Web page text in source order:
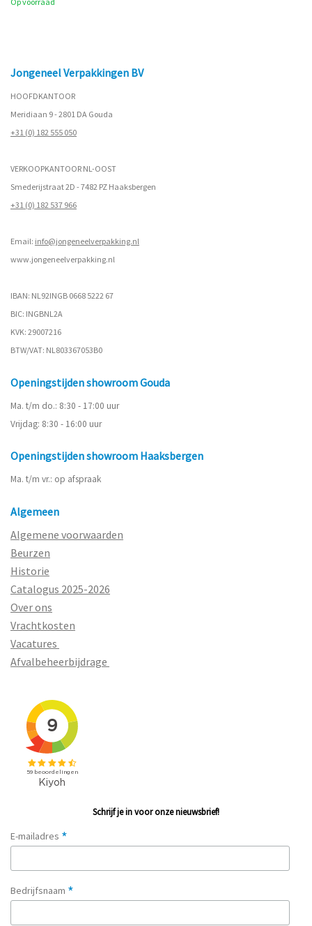
Jongeneel Verpakkingen BV
HOOFDKANTOOR
Meridiaan 9 - 2801 DA Gouda
+31 (0) 182 555 050
VERKOOPKANTOOR NL-OOST
Smederijstraat 2D - 7482 PZ Haaksbergen
+31 (0) 182 537 966
Email: info@jongeneelverpakking.nl
www.jongeneelverpakking.nl
IBAN: NL92INGB 0668 5222 67
BIC: INGBNL2A
KVK: 29007216
BTW/VAT: NL803367053B0
Openingstijden showroom Gouda
Ma. t/m do.: 8:30 - 17:00 uur
Vrijdag: 8:30 - 16:00 uur
Openingstijden showroom Haaksbergen
Ma. t/m vr.: op afspraak
Algemeen
Algemene voorwaarden
Beurzen
Historie
Catalogus 2025-2026
Over ons
Vrachtkosten
Vacatures
Afvalbeheerbijdrage
Schrijf je in voor onze nieuwsbrief!
E-mailadres *
Bedrijfsnaam *